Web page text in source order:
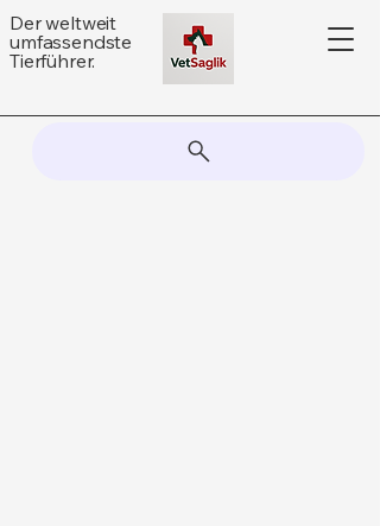
Der weltweit
umfassendste
Tierführer.